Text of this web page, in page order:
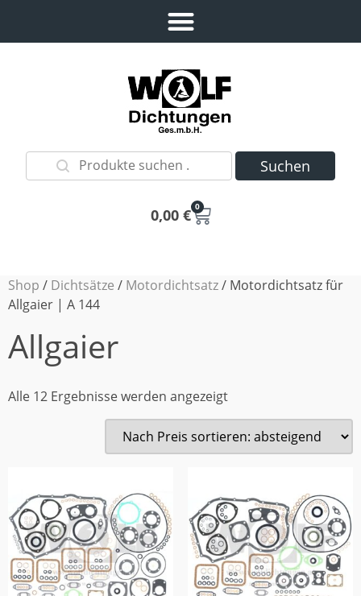
Suchen
0,00 € 0
Shop / Dichtsätze / Motordichtsatz/ Motordichtsatz für
Allgaier | A 144
Allgaier
Alle 12 Ergebnisse werden angezeigt